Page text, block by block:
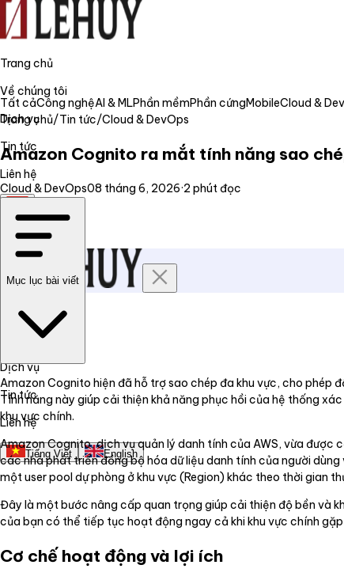
Trang chủ
Về chúng tôi
Dịch vụ
Tin tức
Liên hệ
Trang chủ
Về chúng tôi
Dịch vụ
Tin tức
Liên hệ
Tiếng Việt English
Tất cảCông nghệAI & MLPhần mềmPhần cứngMobileCloud &
Trang chủ/Tin tức/Cloud & DevOps
Amazon Cognito ra mắt tính năng sao
Cloud & DevOps08 tháng 6, 2026·2 phút đọc
Mục lục bài viết
Amazon Cognito hiện đã hỗ trợ sao chép đa khu vực, cho phép
Tính năng này giúp cải thiện khả năng phục hồi của hệ thống
khu vực chính.
Amazon Cognito, dịch vụ quản lý danh tính của AWS, vừa được
các nhà phát triển đồng bộ hóa dữ liệu danh tính của người
một user pool dự phòng ở khu vực (Region) khác theo thời gian
Đây là một bước nâng cấp quan trọng giúp cải thiện độ bền và
của bạn có thể tiếp tục hoạt động ngay cả khi khu vực chính
Cơ chế hoạt động và lợi ích